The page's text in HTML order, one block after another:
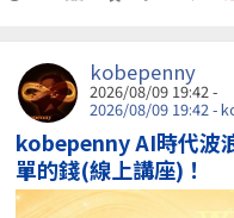
kobepenny
2026/08/09 19:42 -
2026/08/09 19:42 -
kobepenny AI時代波
單的錢(線上講座)！